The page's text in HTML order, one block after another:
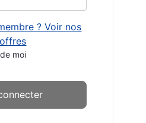
? Voir nos
offres
moi